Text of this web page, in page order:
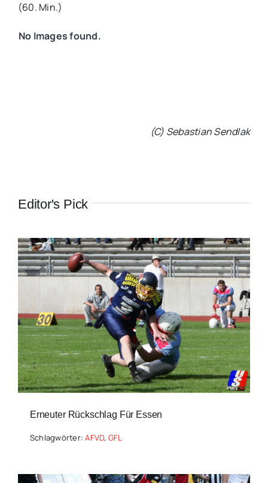
(60. Min.)
No Images found.
(C) Sebastian Sendlak
Editor's Pick
Erneuter Rückschlag Für Essen
Schlagwörter:AFVD, GFL